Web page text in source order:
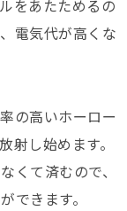
をあたためるの
電気代が高くな
の高いホーロー
射し始めます。
くて済むので、
できます。